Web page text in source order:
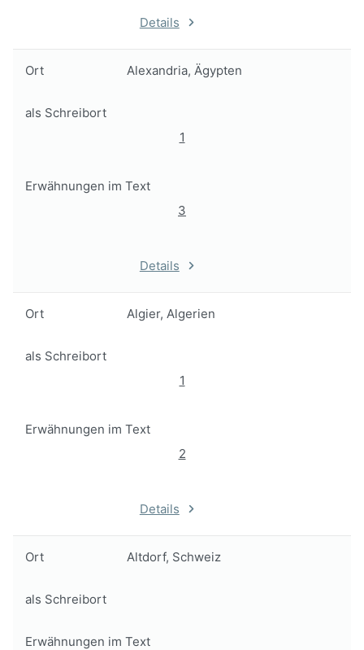
Details
Ort Alexandria, Ägypten
als Schreibort
1
Erwähnungen im Text
3
Details
Ort Algier, Algerien
als Schreibort
1
Erwähnungen im Text
2
Details
Ort Altdorf, Schweiz
als Schreibort
Erwähnungen im Text